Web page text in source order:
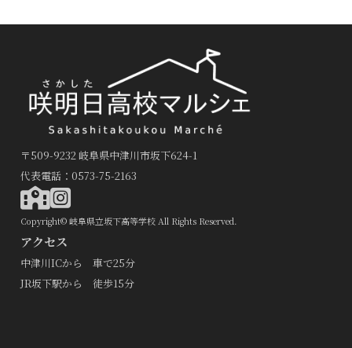
〒509-9232 岐阜県中津川市坂下624-1
代表電話：0573-75-2163
Copyright© 岐阜県立坂下高等学校 All Rights Reserved.
アクセス
中津川ICから 車で25分
JR坂下駅から 徒歩15分